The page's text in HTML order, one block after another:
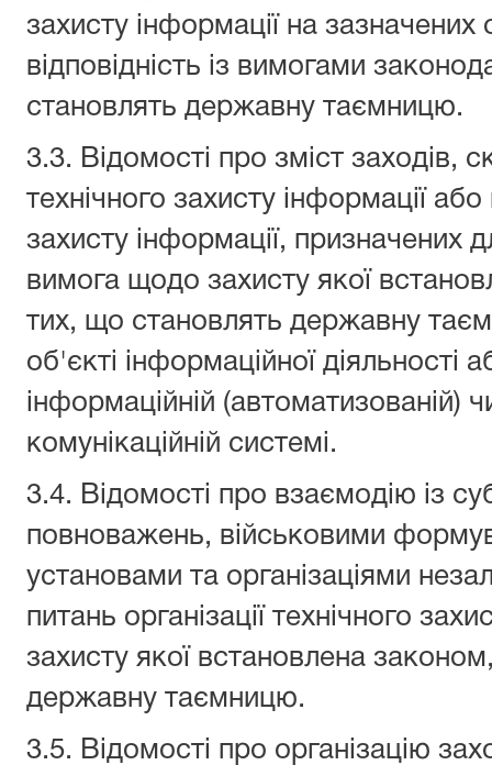
захисту інформації на зазначених
відповідність із вимогами
становлять державну таємницю.
3.3. Відомості про зміст заходів,
технічного захисту інформації
захисту інформації, призначених
вимога щодо захисту якої
тих, що становлять державну
об'єкті інформаційної діяльності
інформаційній (автоматизованій)
комунікаційній системі.
3.4. Відомості про взаємодію із
повноважень, військовими
установами та організаціями
питань організації технічного
захисту якої встановлена
державну таємницю.
3.5. Відомості про організацію